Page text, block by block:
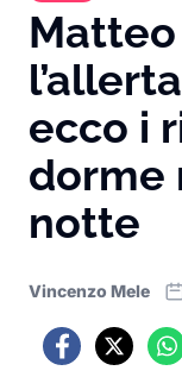
ecco i
dorme
notte
Vincenzo Mele